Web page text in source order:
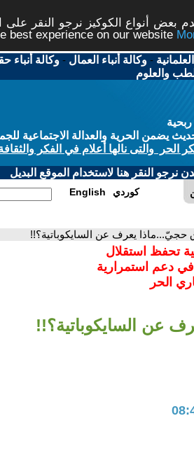
بعض أنواع الكوكيز نرجو النقر
best experience on our website
-وكالة أنباء العمال -وكالة أنباء
والعلوم
يضمن الحرية والعدالة الاجتماعية
الحر والتى نالها أعلام في الفكر
نرجو النقر هنا لاستخدام الموقع البديل
English كوردي
حجيّ...ماذا يعرف عن السايكوباتية؟!!
تحفظ استقلال
في دعم استمرارية
الحر
عن السايكوباتية؟!!